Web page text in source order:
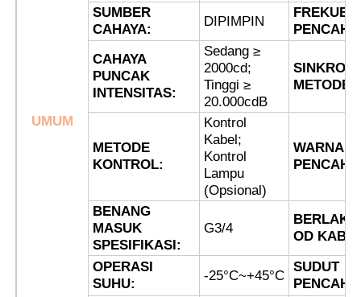
Kontrol kualitas
Hubungi kami
Quote request suatu
Pencahayaan Bukti Ledakan
Lampu Alarm Tahan Ledakan
kipas anti ledakan
UMUM
SUMBER
CAHAYA:
DIPIMPIN
CAHAYA
PUNCAK
INTENSITAS:
Sedang ≥
2000cd;
Tinggi ≥
20.000cdB
METODE:
METODE
KONTROL:
Kontrol
Kabel;
Kontrol
Lampu
(Opsional)
WARNA
BENANG
MASUK
SPESIFIKASI:
G3/4
BERLAKU
OD
OPERASI
SUHU:
-25°C~+45°C
SUDUT